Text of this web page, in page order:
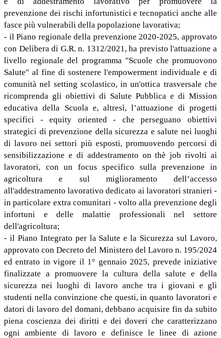
prevenzione dei rischi infortunistici e tecnopatici anche alle
fasce più vulnerabili della popolazione lavorativa;
- il Piano regionale della prevenzione 2020-2025, approvato
con Delibera di G.R. n. 1312/2021, ha previsto l'attuazione a
livello regionale del programma "Scuole che promuovono
Salute" al fine di sostenere l'empowerment individuale e di
comunità nel setting scolastico, in un'ottica trasversale che
ricomprenda gli obiettivi di Salute Pubblica e di Mission
educativa della Scuola e, altresì, l’attuazione di progetti
specifici - equity oriented - che perseguano obiettivi
strategici di prevenzione della sicurezza e salute nei luoghi
di lavoro nei settori più esposti, promuovendo percorsi di
sensibilizzazione e di addestramento on thè job rivolti ai
lavoratori, con un focus specifico sulla prevenzione in
agricoltura e sul miglioramento dell’accesso
all'addestramento lavorativo dedicato ai lavoratori stranieri -
in particolare extra comunitari - volto alla prevenzione degli
infortuni e delle malattie professionali nel settore
dell'agricoltura;
- il Piano Integrato per la Salute e la Sicurezza sul Lavoro,
approvato con Decreto del Ministero del Lavoro n. 195/2024
ed entrato in vigore il 1° gennaio 2025, prevede iniziative
finalizzate a promuovere la cultura della salute e della
sicurezza nei luoghi di lavoro anche tra i giovani e gli
studenti nella convinzione che questi, in quanto lavoratori e
datori di lavoro del domani, debbano acquisire fin da subito
piena coscienza dei diritti e dei doveri che caratterizzano
ogni ambiente di lavoro e definisce le linee di azione